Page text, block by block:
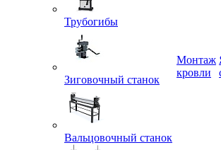
Трубогибы
Зиговочный станок
Вальцовочный станок
Монтаж
кровли